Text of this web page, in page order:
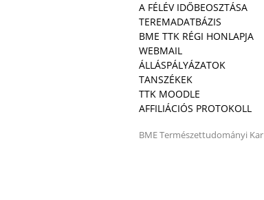
A FÉLÉV IDŐBEOSZTÁSA
TEREMADATBÁZIS
BME TTK RÉGI HONLAPJA
WEBMAIL
ÁLLÁSPÁLYÁZATOK
TANSZÉKEK
TTK MOODLE
AFFILIÁCIÓS PROTOKOLL
BMETermészettudományi Kar